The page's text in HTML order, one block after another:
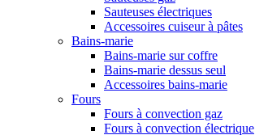
Sauteuses électriques
Accessoires cuiseur à pâtes
Bains-marie
Bains-marie sur coffre
Bains-marie dessus seul
Accessoires bains-marie
Fours
Fours à convection gaz
Fours à convection électrique